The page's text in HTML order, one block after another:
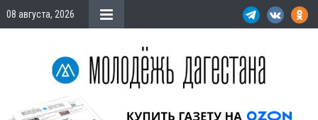
08 августа, 2026